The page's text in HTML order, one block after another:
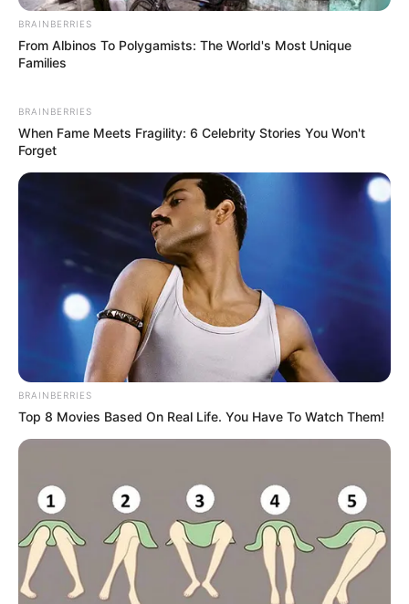
BRAINBERRIES
From Albinos To Polygamists: The World's Most Unique
Families
BRAINBERRIES
When Fame Meets Fragility: 6 Celebrity Stories You Won't
Forget
BRAINBERRIES
Top 8 Movies Based On Real Life. You Have To Watch Them!